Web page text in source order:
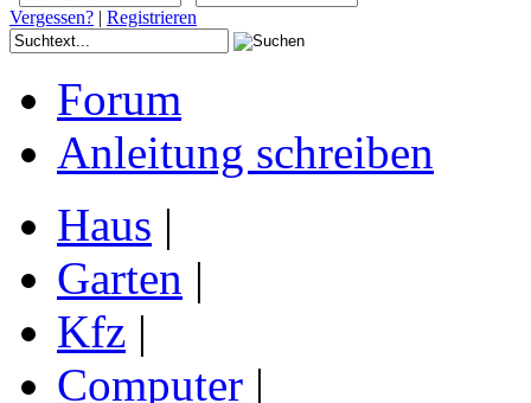
Vergessen? | Registrieren
Forum
Anleitung schreiben
Haus |
Garten |
Kfz |
Computer |